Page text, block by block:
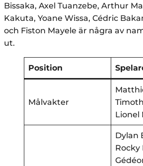
Bissaka, Axel Tuanzebe, Arthur
Kakuta, Yoane Wissa, Cédric
och Fiston Mayele är några av
ut.
Position
Målvakter
Lionel
Dylan
Rocky